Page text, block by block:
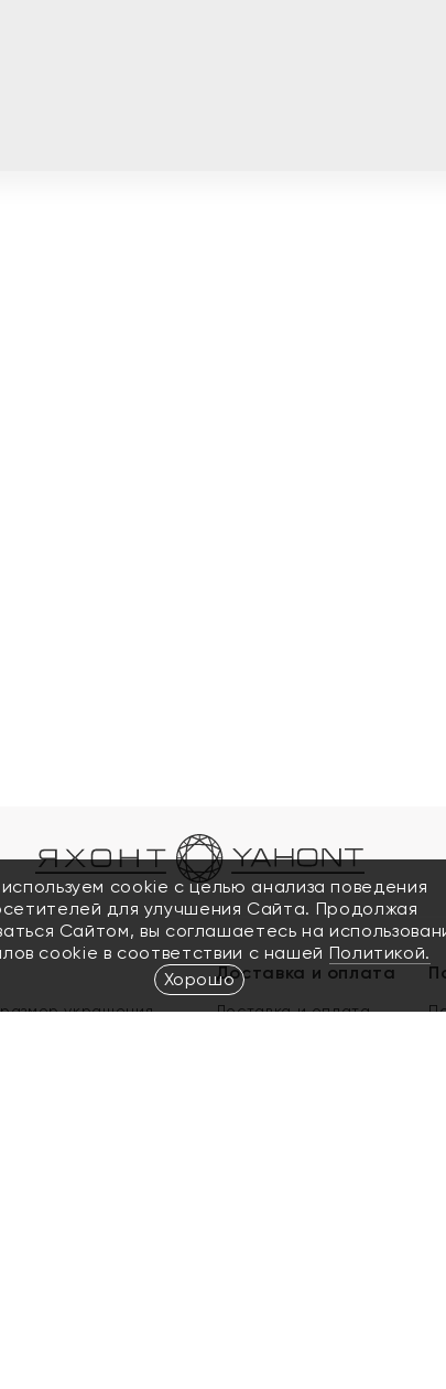
украшения
Доставка и оплата
Доставка и оплата
cookie с целью анализа поведения
для улучшения Сайта. Продолжая
Сайтом, вы соглашаетесь на
cookie в соответствии с нашей Политикой.
Хорошо